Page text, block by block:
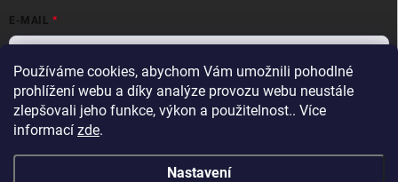
Používáme cookies, abychom Vám umožnili pohodlné
prohlížení webu a díky analýze provozu webu neustále
zlepšovali jeho funkce, výkon a použitelnost.. Více
informací zde.
Nastavení
E-MAIL
Vložením e-mailu souhlasíte spodmínkami ochrany osobních údajů
Přihlásit se